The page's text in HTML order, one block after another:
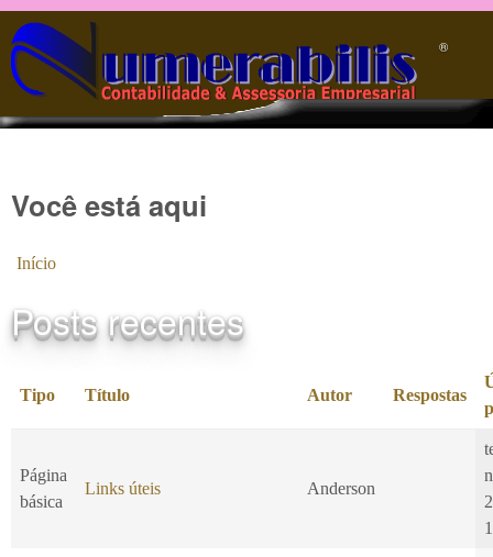
Pular para o conteúdo principal
®️
Você está aqui
Início
Posts recentes
Tipo Título Autor Respostas
Página
básica
Links úteis Anderson